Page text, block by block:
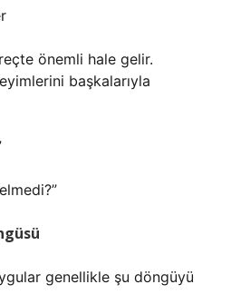
önemli hale gelir.
başkalarıyla
genellikle şu döngüyü